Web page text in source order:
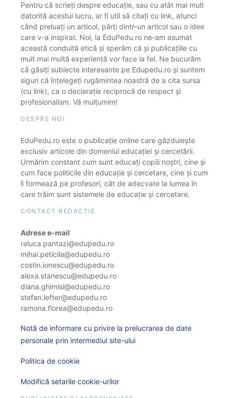
Pentru că scrieți despre educație, sau cu atât mai mult
datorită acestui lucru, ar fi util să citați cu link, atunci
când preluați un articol, părți dintr-un articol sau o idee
care v-a inspirat. Noi, la EduPedu.ro ne-am asumat
această conduită etică și sperăm că și publicațiile cu
mult mai multă experiență vor face la fel. Ne bucurăm
că găsiți subiecte interesante pe Edupedu.ro și suntem
siguri că înțelegeți rugămintea noastră de a cita sursa
(cu link), ca o declarație reciprocă de respect și
profesionalism. Vă mulțumim!
DESPRE NOI
EduPedu.ro este o publicație online care găzduiește
exclusiv articole din domeniul educației și cercetării.
Urmărim constant cum sunt educați copiii noștri, cine și
cum face politicile din educație și cercetare, cine și cum
îi formează pe profesori, cât de adecvate la lumea în
care trăim sunt sistemele de educație și cercetare.
CONTACT REDACȚIE
Adrese e-mail
raluca.pantazi@edupedu.ro
mihai.peticila@edupedu.ro
costin.ionescu@edupedu.ro
alexa.stanescu@edupedu.ro
diana.ghimisi@edupedu.ro
stefan.lefter@edupedu.ro
ramona.florea@edupedu.ro
Notă de informare cu privire la prelucrarea de date
personale prin intermediul site-ului
Politica de cookie
Modifică setarile cookie-urilor